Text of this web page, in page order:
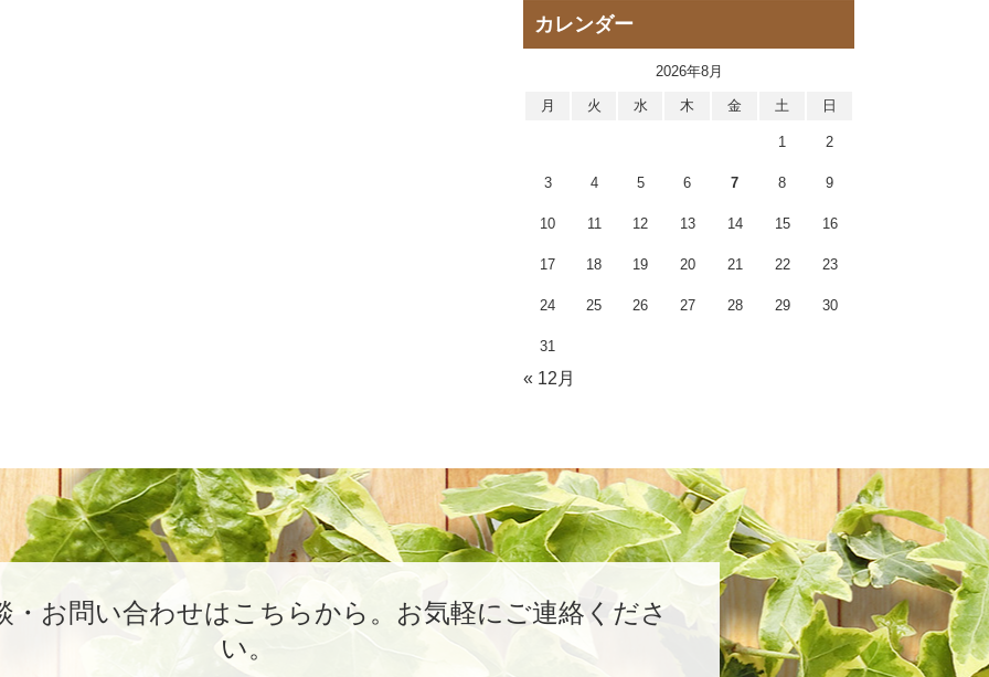
カレンダー
2026年8月
月 火 水 木 金 土 日
1 2
3 4 5 6 7 8 9
10 11 12 13 14 15 16
17 18 19 20 21 22 23
24 25 26 27 28 29 30
31
« 12月
・お問い合わせはこちらから。 お気軽にご連絡くださ
い。